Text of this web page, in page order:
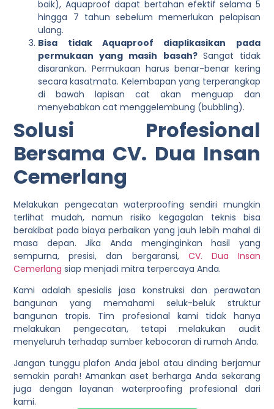
baik), Aquaproof dapat bertahan efektif selama 5
hingga 7 tahun sebelum memerlukan pelapisan
ulang.
Bisa tidak Aquaproof diaplikasikan pada
permukaan yang masih basah? Sangat tidak
disarankan. Permukaan harus benar-benar kering
secara kasatmata. Kelembapan yang terperangkap
di bawah lapisan cat akan menguap dan
menyebabkan cat menggelembung (bubbling).
Solusi Profesional
Bersama CV. Dua Insan
Cemerlang
Melakukan pengecatan waterproofing sendiri mungkin
terlihat mudah, namun risiko kegagalan teknis bisa
berakibat pada biaya perbaikan yang jauh lebih mahal di
masa depan. Jika Anda menginginkan hasil yang
sempurna, presisi, dan bergaransi, CV. Dua Insan
Cemerlangsiap menjadi mitra terpercaya Anda.
Kami adalah spesialis jasa konstruksi dan perawatan
bangunan yang memahami seluk-beluk struktur
bangunan tropis. Tim profesional kami tidak hanya
melakukan pengecatan, tetapi melakukan audit
menyeluruh terhadap sumber kebocoran di rumah Anda.
Jangan tunggu plafon Anda jebol atau dinding berjamur
semakin parah! Amankan aset berharga Anda sekarang
juga dengan layanan waterproofing profesional dari
kami.